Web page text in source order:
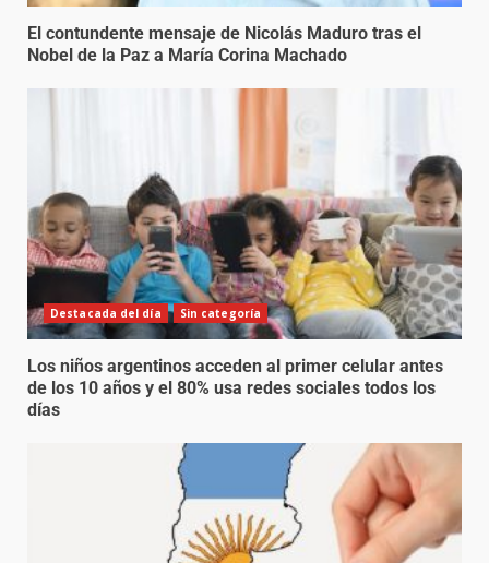
El contundente mensaje de Nicolás Maduro tras el
Nobel de la Paz a María Corina Machado
Destacada del día Sin categoría
Los niños argentinos acceden al primer celular antes
de los 10 años y el 80% usa redes sociales todos los
días